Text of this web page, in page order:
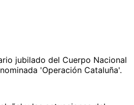
jubilado del Cuerpo Nacional
'Operación Cataluña'.